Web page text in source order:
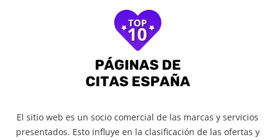
El sitio web es un socio comercial de las marcas y servicios
presentados. Esto influye en la clasificación de las ofertas y